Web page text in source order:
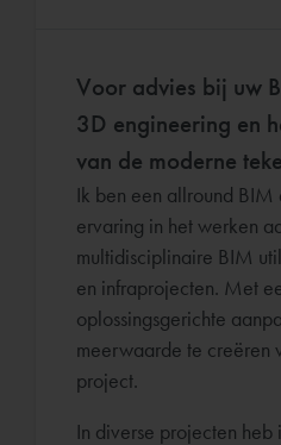
Voor advies bij uw
3D engineering en
van de moderne
Ik ben een allround BIM
ervaring in het werken
multidisciplinaire BIM
en infraprojecten. Met
oplossingsgerichte
meerwaarde te creëren
project.
In diverse projecten heb